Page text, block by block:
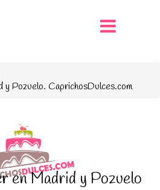
y Pozuelo. CaprichosDulces.com
en Madrid y Pozuelo